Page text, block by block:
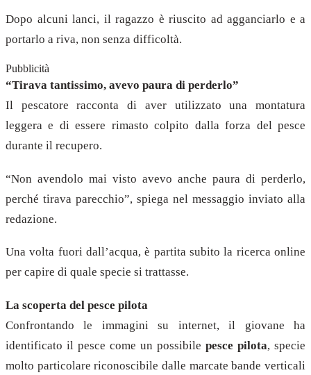
Dopo alcuni lanci, il ragazzo è riuscito ad agganciarlo e a
portarlo a riva, non senza difficoltà.
Pubblicità
“Tirava tantissimo, avevo paura di perderlo”
Il pescatore racconta di aver utilizzato una montatura
leggera e di essere rimasto colpito dalla forza del pesce
durante il recupero.
“Non avendolo mai visto avevo anche paura di perderlo,
perché tirava parecchio”, spiega nel messaggio inviato alla
redazione.
Una volta fuori dall’acqua, è partita subito la ricerca online
per capire di quale specie si trattasse.
La scoperta del pesce pilota
Confrontando le immagini su internet, il giovane ha
identificato il pesce come un possibile pesce pilota, specie
molto particolare riconoscibile dalle marcate bande verticali